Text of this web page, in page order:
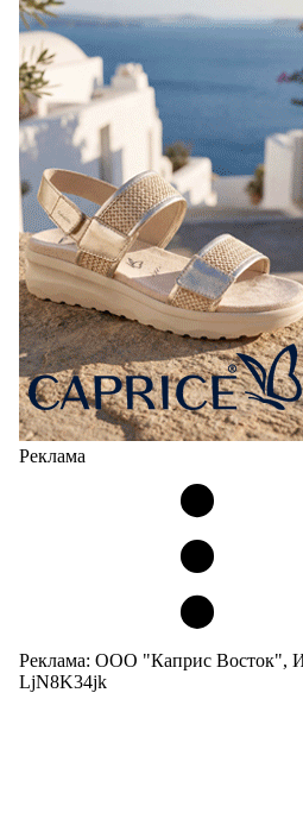
Реклама
Реклама: ООО "Каприс Восток",
LjN8K34jk